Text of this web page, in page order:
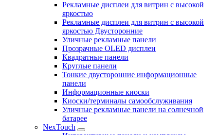
Рекламные дисплеи для витрин с высокой
яркостью
Рекламные дисплеи для витрин с высокой
яркостью Двусторонние
Уличные рекламные панели
Прозрачные OLED дисплеи
Квадратные панели
Круглые панели
Тонкие двусторонние информационные
панели
Информационные киоски
Киоски/терминалы самообслуживания
Уличные рекламные панели на солнечной
батарее
NexTouch